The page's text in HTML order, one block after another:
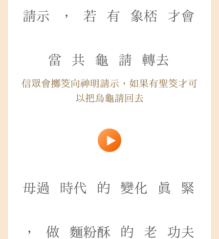
請示 ， 若 有 象桮 才會
當 共 龜 請 轉去
信眾會擲筊向神明請示，如果有聖筊才可
以把烏龜請回去
毋過 時代 的 變化 真 緊
， 做 麵粉酥 的 老 功夫